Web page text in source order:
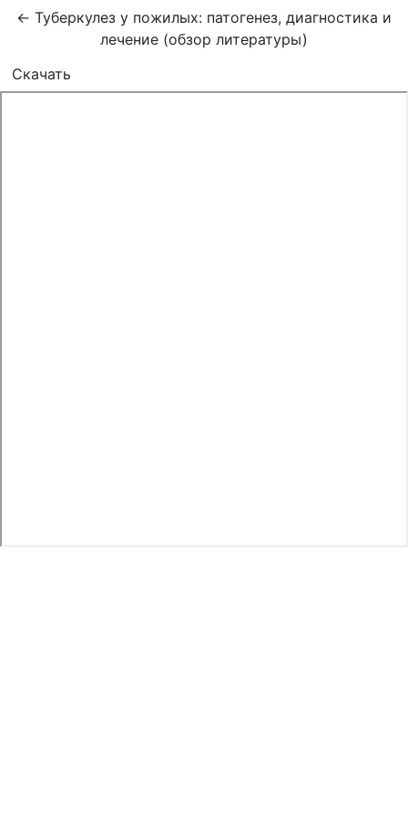
← Вернуться к Подробностям о статье
Туберкулез у пожилых: патогенез, диагностика и
лечение (обзор литературы)
Скачать